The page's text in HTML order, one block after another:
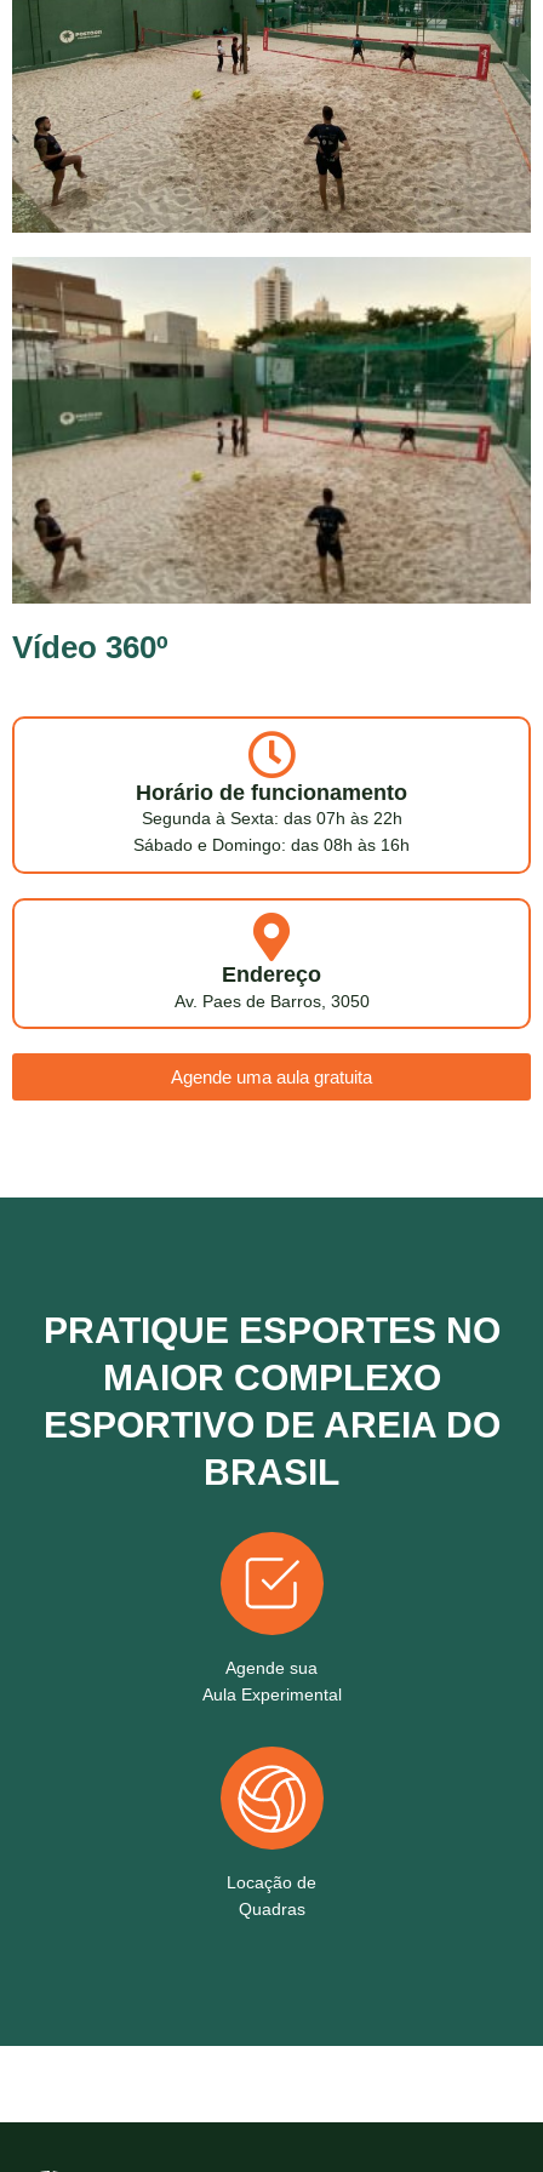
Vídeo 360º
Horário de funcionamento
Segunda à Sexta: das 07h às 22h
Sábado e Domingo: das 08h às 16h
Endereço
Av. Paes de Barros, 3050
Agende uma aula gratuita
PRATIQUE ESPORTES NO
MAIOR COMPLEXO
ESPORTIVO DE AREIA DO
BRASIL
Agende sua
Aula Experimental
Locação de
Quadras